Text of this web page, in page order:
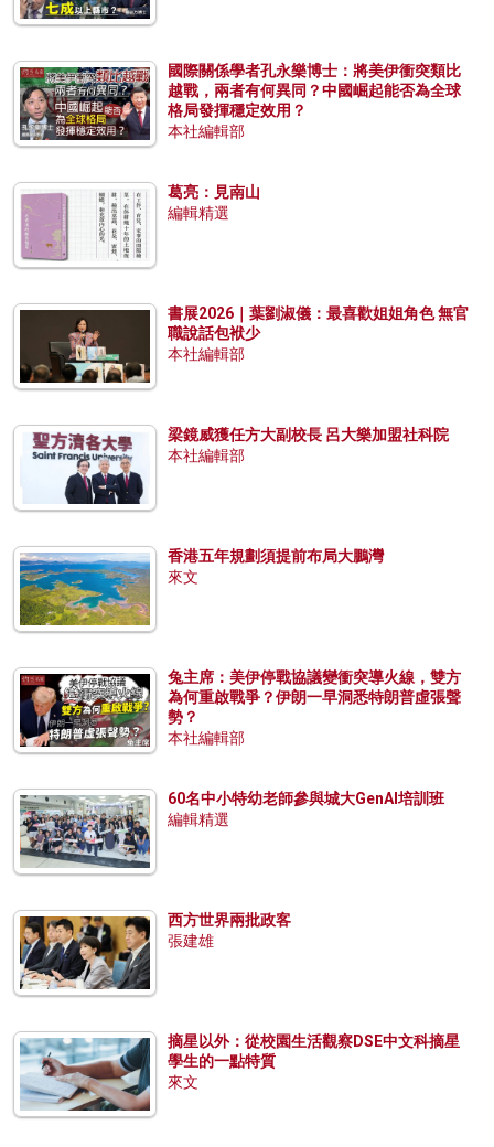
國際關係學者孔永樂博士：將美伊衝突類比
越戰，兩者有何異同？中國崛起能否為全球
格局發揮穩定效用？
本社編輯部
葛亮：見南山
編輯精選
書展2026｜葉劉淑儀：最喜歡姐姐角色 無官
職說話包袱少
本社編輯部
梁鏡威獲任方大副校長 呂大樂加盟社科院
本社編輯部
香港五年規劃須提前布局大鵬灣
來文
兔主席：美伊停戰協議變衝突導火線，雙方
為何重啟戰爭？伊朗一早洞悉特朗普虛張聲
勢？
本社編輯部
60名中小特幼老師參與城大GenAI培訓班
編輯精選
西方世界兩批政客
張建雄
摘星以外：從校園生活觀察DSE中文科摘星
學生的一點特質
來文